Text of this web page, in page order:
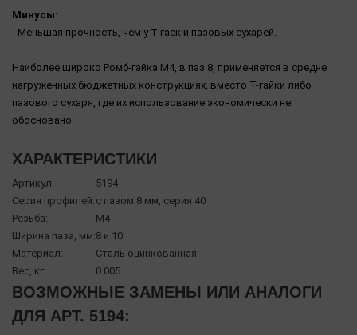
Минусы:
- Меньшая прочность, чем у Т-гаек и пазовых сухарей.
Наиболее широко Ромб-гайка М4, в паз 8, применяется в средне
нагруженных бюджетных конструкциях, вместо Т-гайки либо
пазового сухаря, где их использование экономически не
обосновано.
ХАРАКТЕРИСТИКИ
Артикул:
5194
Серия профилей: с пазом 8 мм, серия 40
Резьба:
М4
Ширина паза, мм:8 и 10
Материал:
Сталь оцинкованная
Вес, кг:
0.005
ВОЗМОЖНЫЕ ЗАМЕНЫ ИЛИ АНАЛОГИ
ДЛЯ АРТ. 5194: